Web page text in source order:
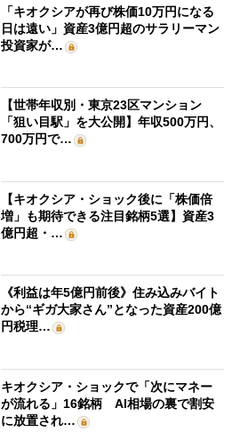
「キオクシアが再び株価10万円になる
日は遠い」資産3億円超のサラリーマン
投資家が…
【世帯年収別・東京23区マンション
「狙い目駅」を大公開】年収500万円、
700万円で…
【キオクシア・ショック後に「株価倍
増」も期待できる注目銘柄5選】資産3
億円超・…
《利益は年5億円前後》住み込みバイト
から“ギガ大家さん”となった資産200億
円税理…
キオクシア・ショックで「次にマネー
が流れる」16銘柄 AI相場の裏で割安
に放置され…